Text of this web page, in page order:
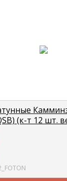
(к-т 12 шт.